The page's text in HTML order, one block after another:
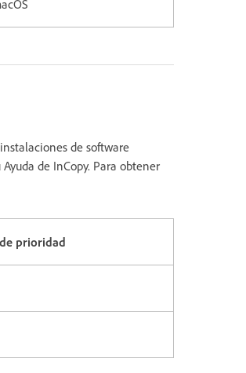
de software
de InCopy. Para obtener
prioridad